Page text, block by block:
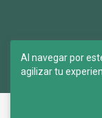
Al navegar por
agilizar tu